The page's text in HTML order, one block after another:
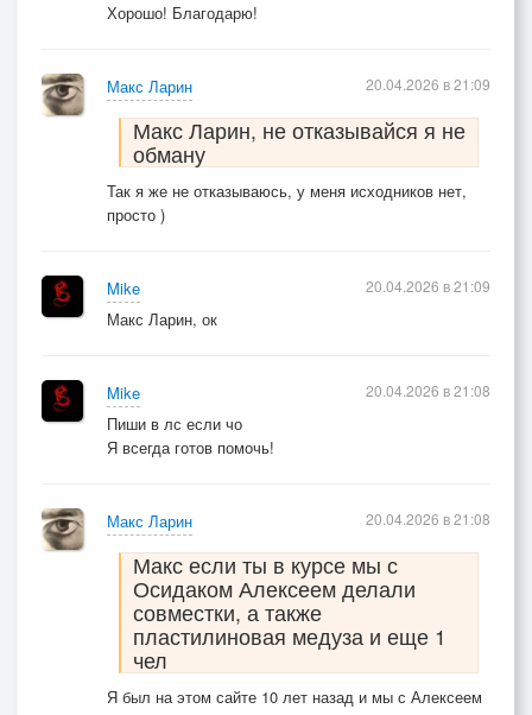
Хорошо! Благодарю!
Макс Ларин
Макс Ларин, не отказывайся я не
обману
Так я же не отказываюсь, у меня исходников нет,
просто )
20.04.2026 в 21:09
Mike
Макс Ларин, ок
20.04.2026 в 21:09
Mike
Пиши в лс если чо
Я всегда готов помочь!
20.04.2026 в 21:08
Макс Ларин
Макс если ты в курсе мы с
Осидаком Алексеем делали
совместки, а также
пластилиновая медуза и еще 1
чел
Я был на этом сайте 10 лет назад и мы с Алексеем
20.04.2026 в 21:08